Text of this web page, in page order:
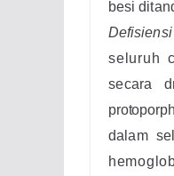
besi
Defisiensi
seluruh
secara
dalam